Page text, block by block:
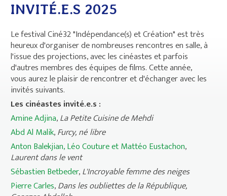
INVITÉ.E.S 2025
Le festival Ciné32 "Indépendance(s) et Création" est très
heureux d'organiser de nombreuses rencontres en salle, à
l'issue des projections, avec les cinéastes et parfois
d'autres membres des équipes de films. Cette année,
vous aurez le plaisir de rencontrer et d'échanger avec les
invités suivants.
Les cinéastes invité.e.s :
Amine Adjina,La Petite Cuisine de Mehdi
Abd Al Malik,Furcy, né libre
Anton Balekjian, Léo Couture et Mattéo Eustachon,
Laurent dans le vent
Sébastien Betbeder,L'Incroyable femme des neiges
Pierre Carles,Dans les oubliettes de la République,